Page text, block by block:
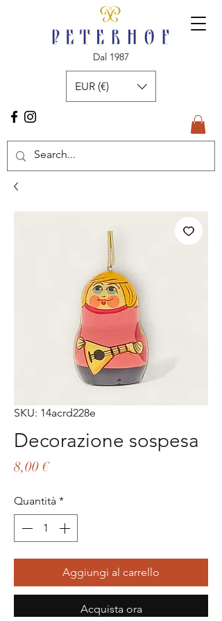
Dal 1987
EUR (€)
SKU: 14acrd228e
Decorazione sospesa
8,00 €Prezzo
Quantità *
Aggiungi al carrello
Acquista ora